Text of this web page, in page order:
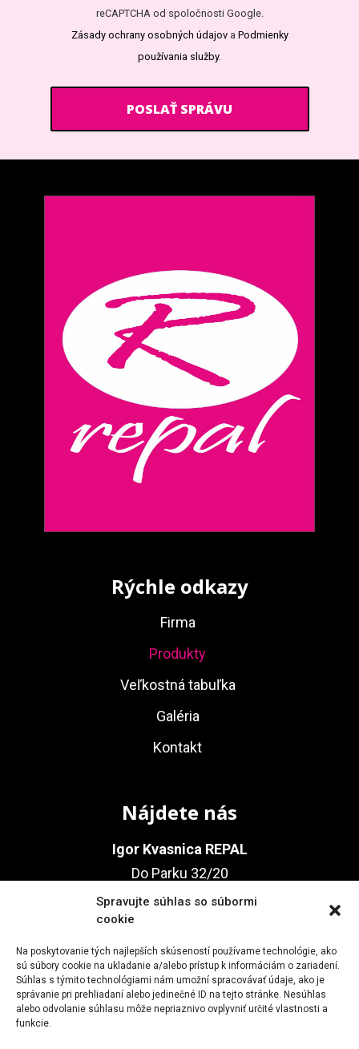
Spravujte súhlas so súbormi
cookie
Na poskytovanie tých najlepších skúseností používame technológie, ako
sú súbory cookie na ukladanie a/alebo prístup k informáciám o zariadení.
Súhlas s týmito technológiami nám umožní spracovávať údaje, ako je
správanie pri prehliadaní alebo jedinečné ID na tejto stránke. Nesúhlas
alebo odvolanie súhlasu môže nepriaznivo ovplyvniť určité vlastnosti a
funkcie.
reCAPTCHA od spoločnosti Google.
Zásady ochrany osobných údajova Podmienky
používania služby.
Rýchle odkazy
Firma
Produkty
Veľkostná tabuľka
Galéria
Kontakt
Nájdete nás
Igor Kvasnica REPAL
Do Parku 32/20
010 03 Žilina
Kontakt
+421 905 359 952